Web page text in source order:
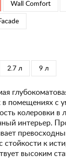
Wall Comfort
2.7 л 9 л
в помещениях с
колеровки в
интерьер.
стойкости к
высоким